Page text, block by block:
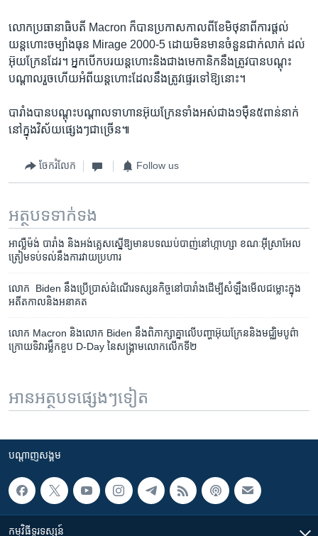
លោក​ប្រធានាធិបតី Macron ក៏​បាន​ប្រកាស​កាលពី​ខែ​មិថុនា​ពី​ការ​ផ្តល់​
យន្តហោះ​ចម្បាំង​ធុន Mirage 2000-5 ដោយមិន​មាន​ចំនួន​ជាក់​លាក់ ​ដល់​
អ៊ុយក្រែន​ដែរ។ អ្នក​បើកបរ​យន្តហោះ​និង​ជាង​មេកានិក​នឹង​ត្រូវ​បាន​បណ្តុះ
បណ្តាល​រួចហើយ​អំពី​យន្តហោះដែល​នឹង​ត្រូវ​ផ្ទេរ​ទៅ​ឱ្យ​នោះ។
បារាំង​បាន​បណ្តុះបណ្តាល​ទាហាន​អ៊ុយក្រែន​ទាំង​អស់​ជាង១ម៉ឺន៥ពាន់​នាក់​
នៅ​ក្នុង​វិស័យ​ផ្សេងៗជា​ច្រើន៕
ចែករំលែក Follow us
អត្ថបទ​ទាក់ទង
អាល្លឺម៉ង់ បារាំង និង​អង់គ្លេស​ស្នើ​ឱ្យមាន​បទឈប់បាញ់​នៅ​ហ្កាហ្សា ខណៈ​អ៊ីស្រាអែល​
ត្រៀម​ទប់ទល់​នឹង​ការ​វាយប្រហារ
លោក​ Biden នឹង​ប្រើប្រាស់​ដំណើរ​ទស្សនកិច្ច​នៅ​​បារាំង​​ដើម្បី​សំឡឹង​មើល​​ជម្លោះ​ក្នុង​
អតីតកាល​​និង​អនាគត
លោក Macron និងលោក Biden នឹងពិភាក្សា​គ្នា​លើ​បញ្ហា​អ៊ុយក្រែន​និង​មជ្ឈិមបូព៌ា​
ក្រោយ​ទិវា​រម្លឹក​ខួប D-Day នៃ​សង្គ្រាម​លោក​លើក​ទី២
អានអត្ថបទផ្សេងៗទៀត
បណ្តាញ​សង្គម
កម្មវិធី​ទូរទស្សន៍